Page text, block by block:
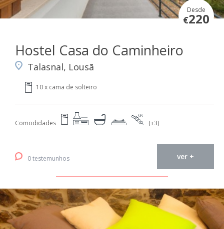
Desde
€220
Hostel Casa do Caminheiro
Talasnal, Lousã
10 x cama de solteiro
Comodidades (+3)
0 testemunhos ver +